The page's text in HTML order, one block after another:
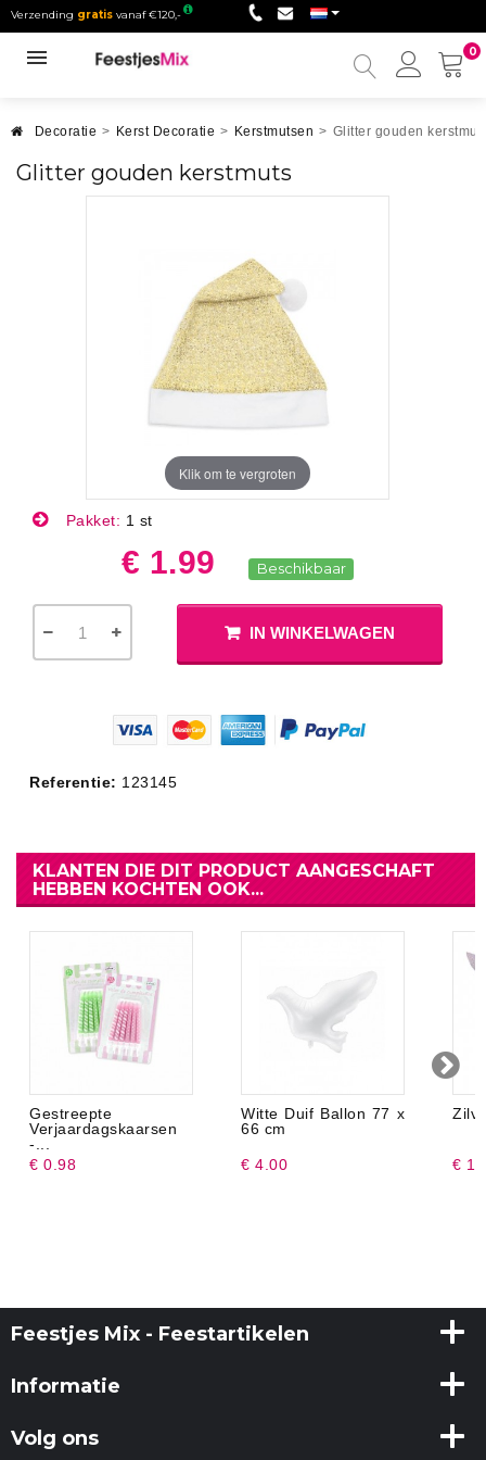
Verzending gratis vanaf €120,-
0
Mijn
Decoratie > Kerst Decoratie > Kerstmutsen > Glitter gouden
Glitter gouden kerstmuts
Klik om te vergroten
Pakket: 1 st
€ 1.99 Beschikbaar
IN WINKELWAGEN
Referentie: 123145
KLANTEN DIE DIT PRODUCT AANGESCHAFT
HEBBEN KOCHTEN OOK...
Gestreepte
Verjaardagskaarsen
-...
€ 0.98
Witte Duif Ballon 77 x
66 cm
€ 4.00 €
Feestjes Mix - Feestartikelen
Informatie
Volg ons